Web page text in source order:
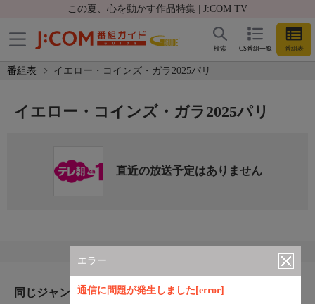
この夏、心を動かす作品特集 | J:COM TV
CS番組一覧 番組表
検索
番組表 イエロー・コインズ・ガラ2025パリ
エラー
通信に問題が発生しました[error]
イエロー・コインズ・ガラ2025パリ
直近の放送予定はありません
同じジャンルのおすすめ番組